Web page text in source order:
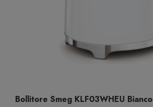
Bollitore Smeg KLF03WHEU Bianco